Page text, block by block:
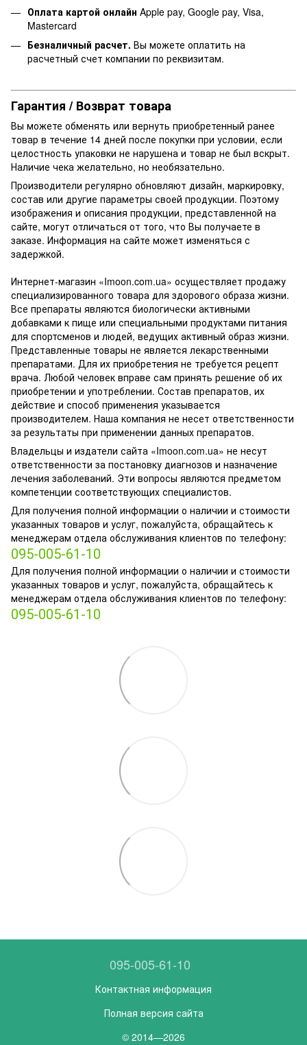
Оплата картой онлайн Apple pay, Google pay, Visa,
Mastercard
Безналичный расчет. Вы можете оплатить на
расчетный счет компании по реквизитам.
Гарантия / Возврат товара
Вы можете обменять или вернуть приобретенный ранее
товар в течение 14 дней после покупки при условии, если
целостность упаковки не нарушена и товар не был вскрыт.
Наличие чека желательно, но необязательно.
Производители регулярно обновляют дизайн, маркировку,
состав или другие параметры своей продукции. Поэтому
изображения и описания продукции, представленной на
сайте, могут отличаться от того, что Вы получаете в
заказе. Информация на сайте может изменяться с
задержкой.
Интернет-магазин «Imoon.com.ua» осуществляет продажу
специализированного товара для здорового образа жизни.
Все препараты являются биологически активными
добавками к пище или специальными продуктами питания
для спортсменов и людей, ведущих активный образ жизни.
Представленные товары не является лекарственными
препаратами. Для их приобретения не требуется рецепт
врача. Любой человек вправе сам принять решение об их
приобретении и употреблении. Состав препаратов, их
действие и способ применения указывается
производителем. Наша компания не несет ответственности
за результаты при применении данных препаратов.
Владельцы и издатели сайта «Imoon.com.ua» не несут
ответственности за постановку диагнозов и назначение
лечения заболеваний. Эти вопросы являются предметом
компетенции соответствующих специалистов.
Для получения полной информации о наличии и стоимости
указанных товаров и услуг, пожалуйста, обращайтесь к
менеджерам отдела обслуживания клиентов по телефону:
095-005-61-10
Для получения полной информации о наличии и стоимости
указанных товаров и услуг, пожалуйста, обращайтесь к
менеджерам отдела обслуживания клиентов по телефону:
095-005-61-10
095-005-61-10
Контактная информация
Полная версия сайта
© 2014—2026